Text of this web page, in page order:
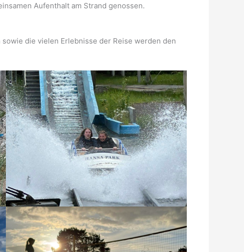
Aufenthalt am Strand genossen.
die vielen Erlebnisse der Reise werden den